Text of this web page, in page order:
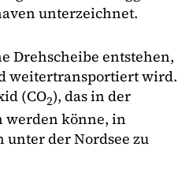
unterzeichnet.
Drehscheibe entstehen,
weitertransportiert wird.
(CO2), das in der
könne, in
unter der Nordsee zu